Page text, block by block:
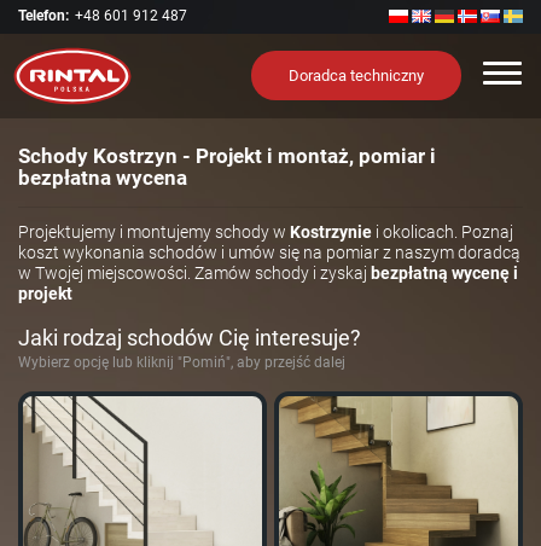
Telefon: +48 601 912 487
Doradca techniczny
Schody Kostrzyn - Projekt i montaż, pomiar i
bezpłatna wycena
Projektujemy i montujemy schody w Kostrzynie i okolicach. Poznaj
koszt wykonania schodów i umów się na pomiar z naszym doradcą
w Twojej miejscowości. Zamów schody i zyskaj bezpłatną wycenę i
projekt
Jaki rodzaj schodów Cię interesuje?
Wybierz opcję lub kliknij "Pomiń", aby przejść dalej